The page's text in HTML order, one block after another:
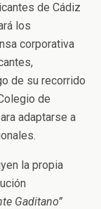
de Cádiz
los
corporativa
de su recorrido
de
adaptarse a
la propia
Gaditano”